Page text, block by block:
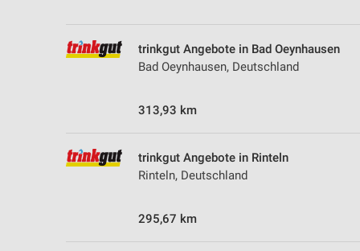
trinkgut Angebote in Bad Oeynhausen
Bad Oeynhausen, Deutschland
313,93 km
trinkgut Angebote in Rinteln
Rinteln, Deutschland
295,67 km